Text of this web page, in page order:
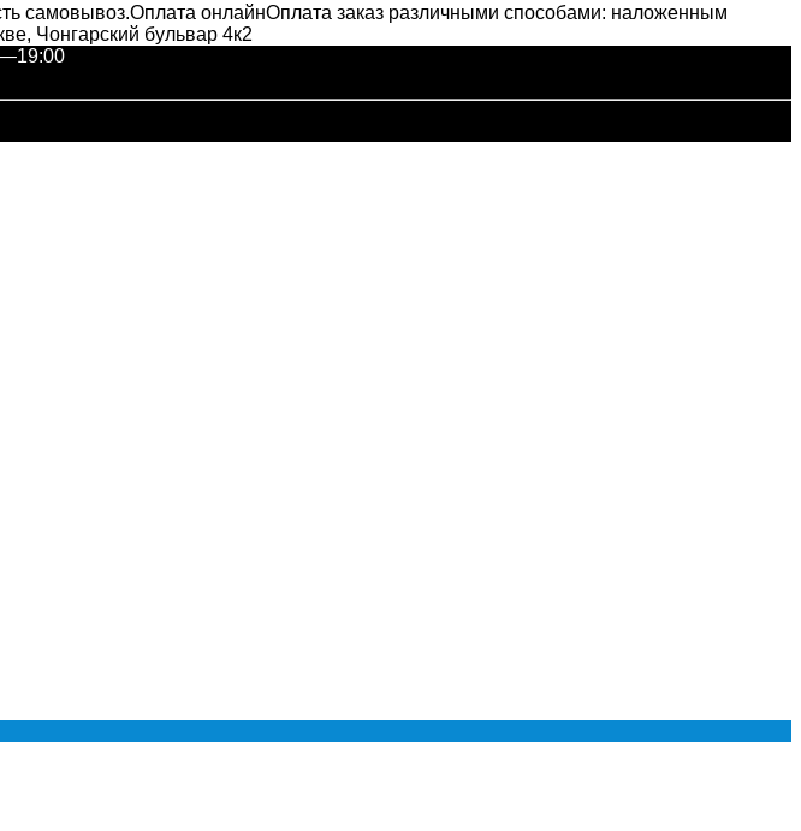
самовывоз.Оплата онлайнОплата заказ различными способами: наложенным
Чонгарский бульвар 4к2